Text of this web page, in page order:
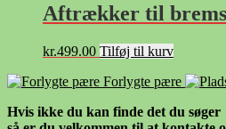
Aftrækker til
kr.499.00 Tilføj til kurv
Forlygte pære
Hvis ikke du kan finde det du søger